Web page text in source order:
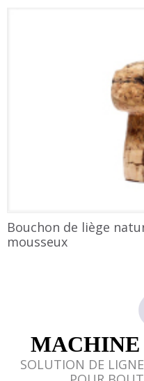
Bouchon de liège
mousseux
SOLUTION DE